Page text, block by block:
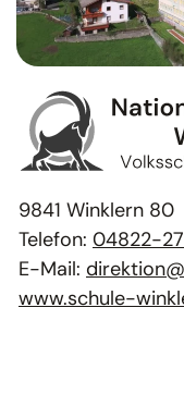
9841 Winklern 80
Telefon: 04822-
E-Mail:
www.schule-